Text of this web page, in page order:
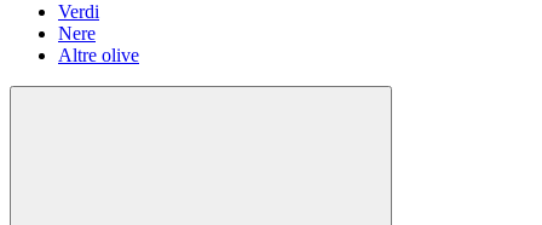
Verdi
Nere
Altre olive